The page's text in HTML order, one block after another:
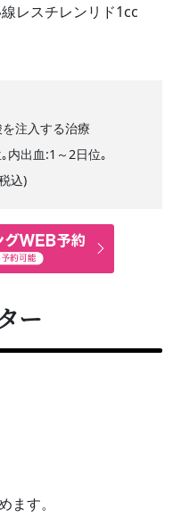
レスチレンリド1cc
注入する治療
内出血:1～2日位｡
込)
ー
ます。